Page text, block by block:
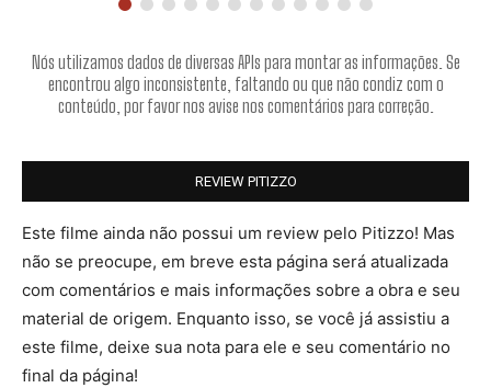
Nós utilizamos dados de diversas APIs para montar as informações. Se
encontrou algo inconsistente, faltando ou que não condiz com o
conteúdo, por favor nos avise nos comentários para correção.
REVIEW PITIZZO
Este filme ainda não possui um review pelo Pitizzo! Mas
não se preocupe, em breve esta página será atualizada
com comentários e mais informações sobre a obra e seu
material de origem. Enquanto isso, se você já assistiu a
este filme, deixe sua nota para ele e seu comentário no
final da página!